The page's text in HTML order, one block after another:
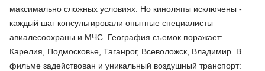
максимально сложных условиях. Но киноляпы исключены -
каждый шаг консультировали опытные специалисты
авиалесоохраны и МЧС. География съемок поражает:
Карелия, Подмосковье, Таганрог, Всеволожск, Владимир. В
фильме задействован и уникальный воздушный транспорт: